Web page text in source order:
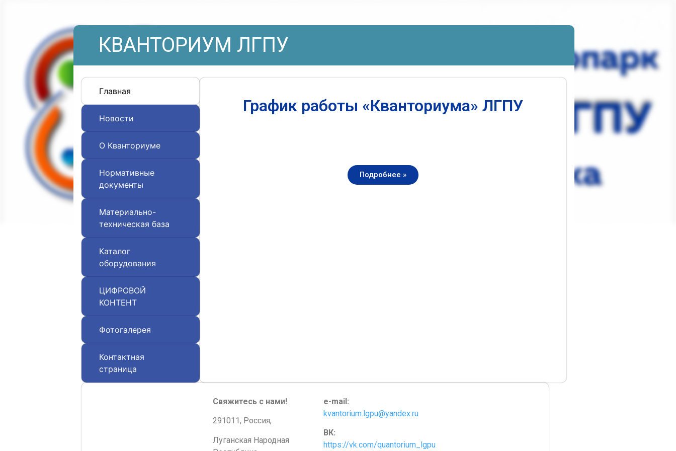
КВАНТОРИУМ ЛГПУ
Главная
Новости
О Кванториуме
Нормативные
документы
Материально-
техническая база
Каталог
оборудования
ЦИФРОВОЙ
КОНТЕНТ
Фотогалерея
Контактная
страница
График работы «Кванториума» ЛГПУ
Подробнее »
Свяжитесь с нами!
291011, Россия,
Луганская Народная
e-mail:
kvantorium.lgpu@yandex.ru
ВК:
https://vk.com/quantorium_lgpu